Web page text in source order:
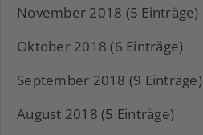
November 2018 (5 Einträge)
Oktober 2018 (6 Einträge)
September 2018 (9 Einträge)
August 2018 (5 Einträge)